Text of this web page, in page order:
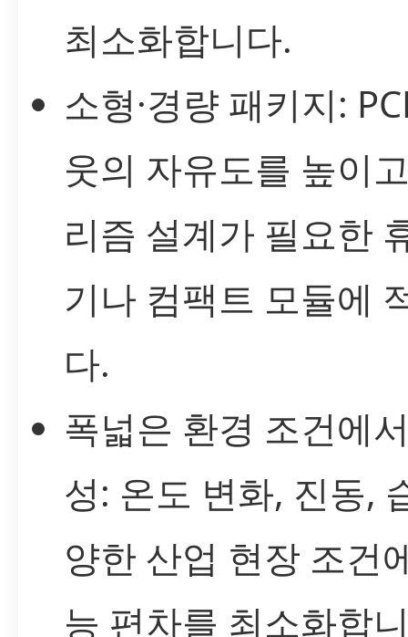
최소화합니다.
소형·경량 패키지:
웃의 자유도를 높이
리즘 설계가 필요한
기나 컴팩트 모듈에
다.
폭넓은 환경 조건에
성: 온도 변화, 진동,
양한 산업 현장 조건
능 편차를 최소화합